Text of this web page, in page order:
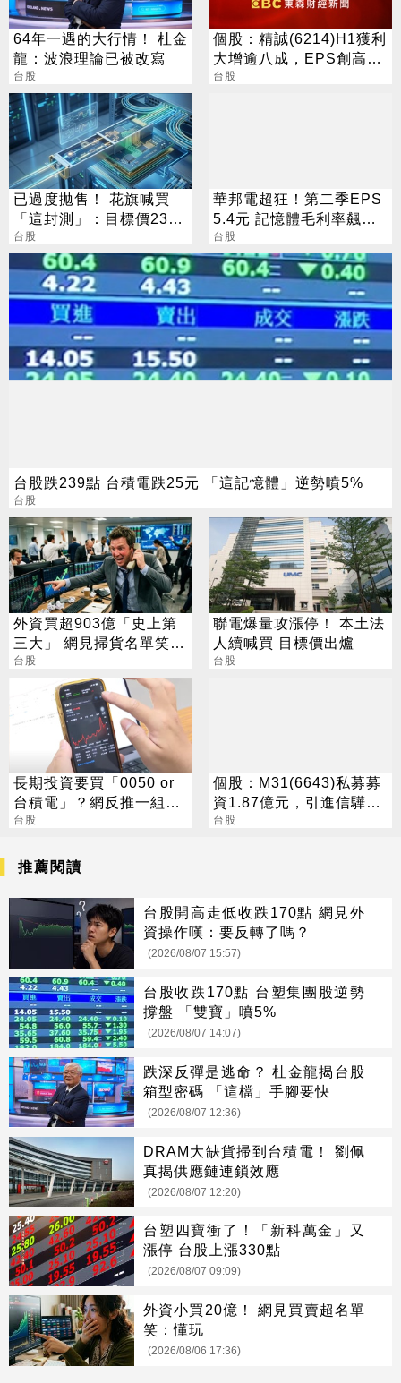
64年一遇的大行情！ 杜金
龍：波浪理論已被改寫
台股
個股：精誠(6214)H1獲利
大增逾八成，EPS創高達
6.15元，H2強攻AI與全球
台股
已過度拋售！ 花旗喊買
「這封測」：目標價230
元
台股
華邦電超狂！第二季EPS
5.4元 記憶體毛利率飆至
70.3%
台股
台股跌239點 台積電跌25元 「這記憶體」逆勢噴5%
台股
外資買超903億「史上第
三大」 網見掃貨名單笑：
不懂在幹嘛
台股
聯電爆量攻漲停！ 本土法
人續喊買 目標價出爐
台股
長期投資要買「0050 or
台積電」？網反推一組
合：效果更好
台股
個股：M31(6643)私募募
資1.87億元，引進信驊為
策略性投資人
台股
推薦閱讀
台股開高走低收跌170點 網見外
資操作嘆：要反轉了嗎？
(2026/08/07 15:57)
台股收跌170點 台塑集團股逆勢
撐盤 「雙寶」噴5%
(2026/08/07 14:07)
跌深反彈是逃命？ 杜金龍揭台股
箱型密碼 「這檔」手腳要快
(2026/08/07 12:36)
DRAM大缺貨掃到台積電！ 劉佩
真揭供應鏈連鎖效應
(2026/08/07 12:20)
台塑四寶衝了！「新科萬金」又
漲停 台股上漲330點
(2026/08/07 09:09)
外資小買20億！ 網見買賣超名單
笑：懂玩
(2026/08/06 17:36)